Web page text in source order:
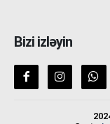
Bizi izləyin